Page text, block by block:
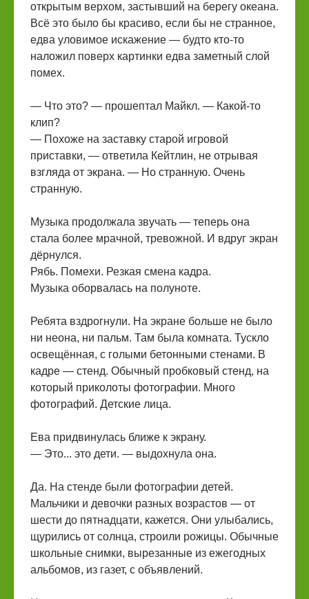
открытым верхом, застывший на берегу океана.
Всё это было бы красиво, если бы не странное,
едва уловимое искажение — будто кто-то
наложил поверх картинки едва заметный слой
помех.
— Что это? — прошептал Майкл. — Какой-то
клип?
— Похоже на заставку старой игровой
приставки, — ответила Кейтлин, не отрывая
взгляда от экрана. — Но странную. Очень
странную.
Музыка продолжала звучать — теперь она
стала более мрачной, тревожной. И вдруг экран
дёрнулся.
Рябь. Помехи. Резкая смена кадра.
Музыка оборвалась на полуноте.
Ребята вздрогнули. На экране больше не было
ни неона, ни пальм. Там была комната. Тускло
освещённая, с голыми бетонными стенами. В
кадре — стенд. Обычный пробковый стенд, на
который приколоты фотографии. Много
фотографий. Детские лица.
Ева придвинулась ближе к экрану.
— Это... это дети. — выдохнула она.
Да. На стенде были фотографии детей.
Мальчики и девочки разных возрастов — от
шести до пятнадцати, кажется. Они улыбались,
щурились от солнца, строили рожицы. Обычные
школьные снимки, вырезанные из ежегодных
альбомов, из газет, с объявлений.